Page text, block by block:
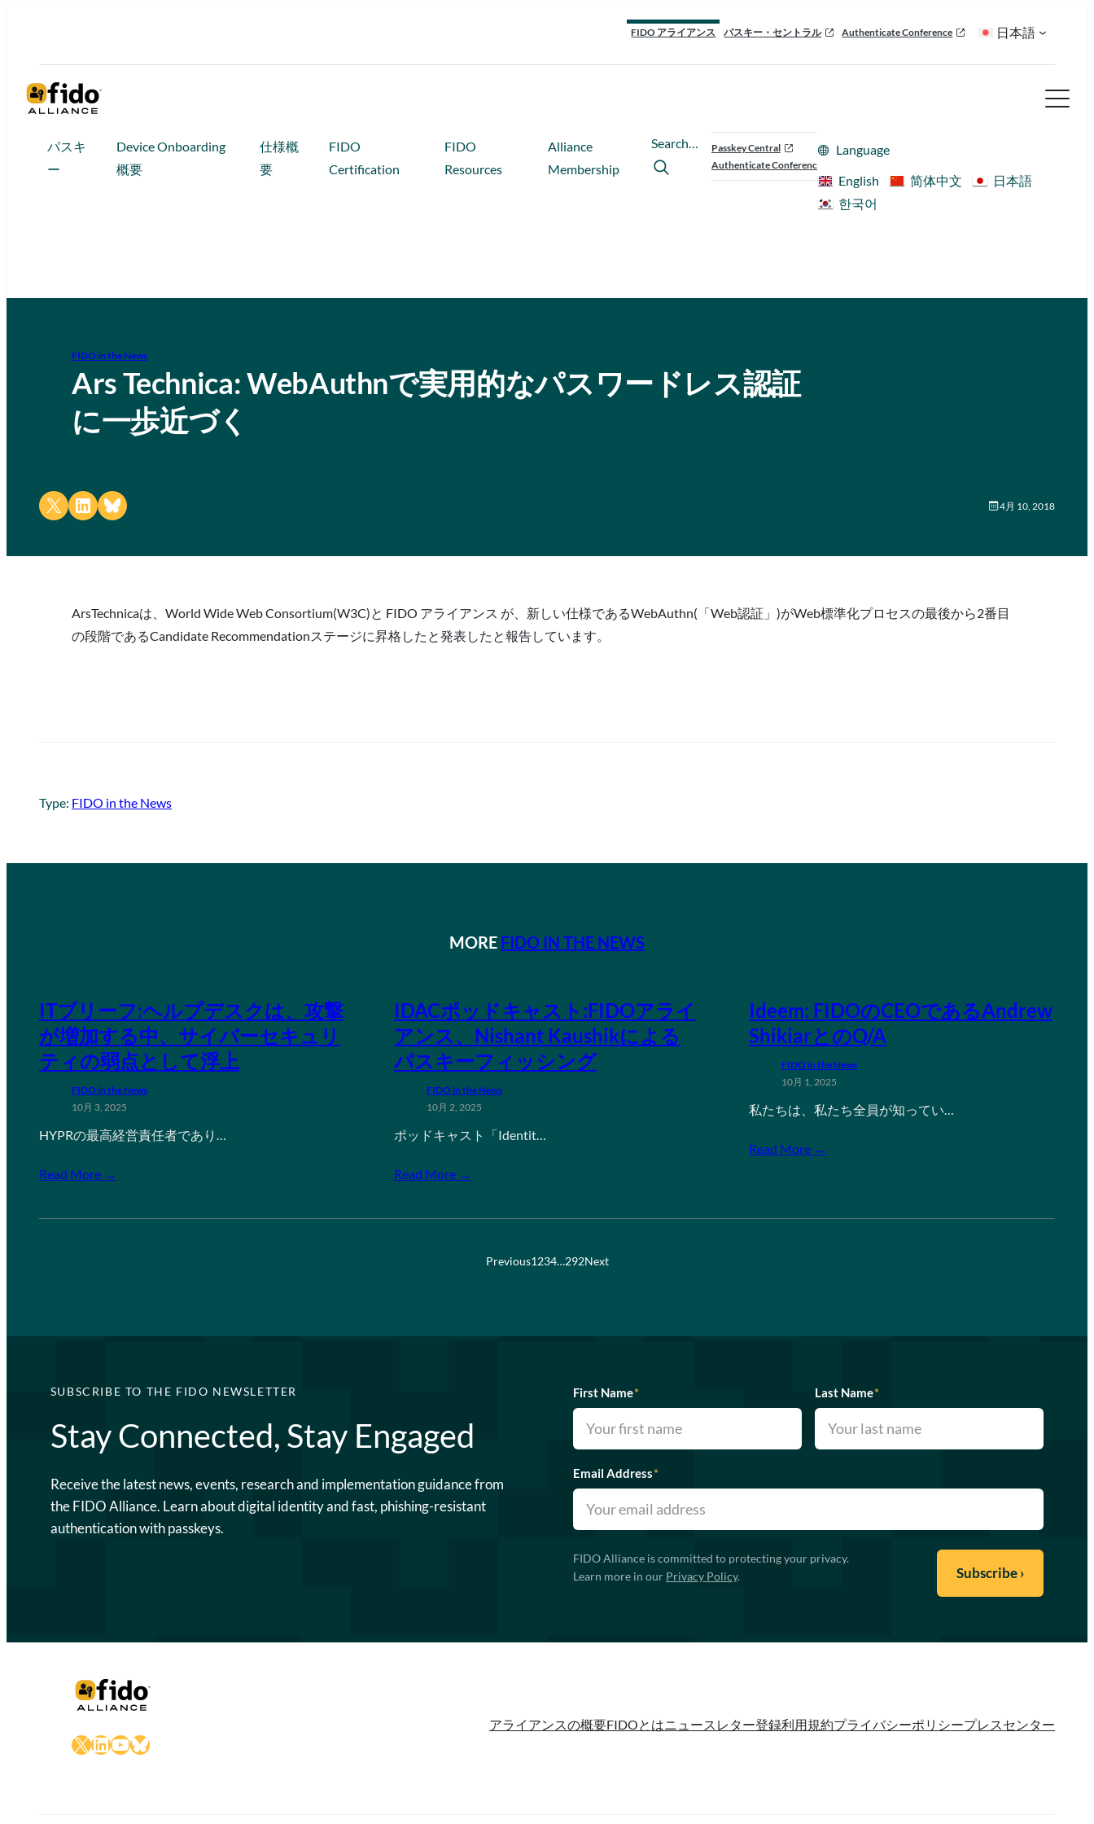
FIDO アライアンス パスキー・セントラル Authenticate Conference 日本語
パスキ
ー
Device Onboarding
概要
仕様概
要
FIDO
Certification
FIDO
Resources
Alliance
Membership
Search…
Passkey Central
Authenticate Conference
Language
English
简体中文
日本語
한국어
FIDO in the News
Ars Technica: WebAuthnで実用的なパスワードレス認証
に一歩近づく
Share on X Share on LinkedIn
Share on Bluesky 4月 10, 2018
ArsTechnicaは、World Wide Web Consortium(W3C)と FIDO アライアンス が、新しい仕様であるWebAuthn(「Web認証」)がWeb標準化プロセスの最後から2番目
の段階であるCandidate Recommendationステージに昇格したと発表したと報告しています。
Type: FIDO in the News
MORE FIDO IN THE NEWS
ITブリーフ:ヘルプデスクは、攻撃
が増加する中、サイバーセキュリ
ティの弱点として浮上
FIDO in the News
10月 3, 2025
HYPRの最高経営責任者であり…
Read More →
IDACポッドキャスト:FIDOアライ
アンス、Nishant Kaushikによる
パスキーフィッシング
FIDO in the News
10月 2, 2025
ポッドキャスト「Identit…
Read More →
Ideem: FIDOのCEOであるAndrew
ShikiarとのQ/A
FIDO in the News
10月 1, 2025
私たちは、私たち全員が知ってい…
Read More →
Previous1234…292Next
SUBSCRIBE TO THE FIDO NEWSLETTER
Stay Connected, Stay Engaged
Receive the latest news, events, research and implementation guidance from
the FIDO Alliance. Learn about digital identity and fast, phishing-resistant
authentication with passkeys.
First Name* Last Name*
Email Address*
FIDO Alliance is committed to protecting your privacy.
Learn more in our Privacy Policy.
X LinkedIn
YouTube
Bluesky
アライアンスの概要FIDOとはニュースレター登録利用規約プライバシーポリシープレスセンター